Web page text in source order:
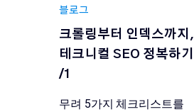
블로그
크롤링부터 인덱스까지,
테크니컬 SEO 정복하기
/1
무려 5가지 체크리스트를